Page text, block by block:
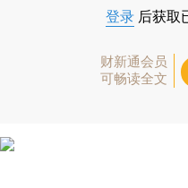
登录 后获取
财新通会员
可畅读全文